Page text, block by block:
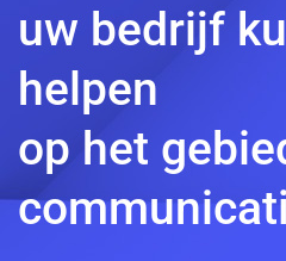
uw bedrijf
helpen
op het